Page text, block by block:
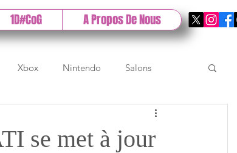
1D#CoG A Propos De Nous
Xbox Nintendo Salons
Gamescom
se met à jour